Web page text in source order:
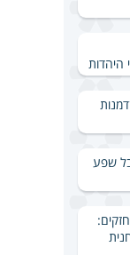
היהדות
שפע